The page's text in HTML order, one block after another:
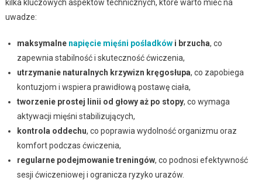
kilka kluczowych aspektów technicznych, które warto mieć na
uwadze:
maksymalne napięcie mięśni pośladkówi brzucha, co
zapewnia stabilność i skuteczność ćwiczenia,
utrzymanie naturalnych krzywizn kręgosłupa, co zapobiega
kontuzjom i wspiera prawidłową postawę ciała,
tworzenie prostej linii od głowy aż po stopy, co wymaga
aktywacji mięśni stabilizujących,
kontrola oddechu, co poprawia wydolność organizmu oraz
komfort podczas ćwiczenia,
regularne podejmowanie treningów, co podnosi efektywność
sesji ćwiczeniowej i ogranicza ryzyko urazów.